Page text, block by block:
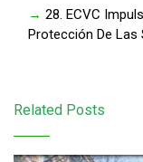
→ 28. ECVC
Protección De Las
Related Posts